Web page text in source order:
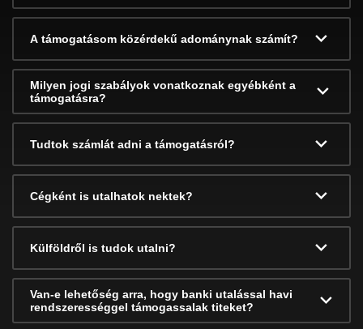
A támogatásom közérdekű adománynak számít?
Milyen jogi szabályok vonatkoznak egyébként a
támogatásra?
Tudtok számlát adni a támogatásról?
Cégként is utalhatok nektek?
Külföldről is tudok utalni?
Van-e lehetőség arra, hogy banki utalással havi
rendszerességgel támogassalak titeket?